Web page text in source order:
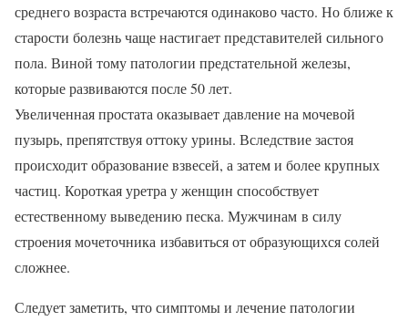
среднего возраста встречаются одинаково часто. Но ближе к
старости болезнь чаще настигает представителей сильного
пола. Виной тому патологии предстательной железы,
которые развиваются после 50 лет.
Увеличенная простата оказывает давление на мочевой
пузырь, препятствуя оттоку урины. Вследствие застоя
происходит образование взвесей, а затем и более крупных
частиц. Короткая уретра у женщин способствует
естественному выведению песка. Мужчинам в силу
строения мочеточника избавиться от образующихся солей
сложнее.
Следует заметить, что симптомы и лечение патологии